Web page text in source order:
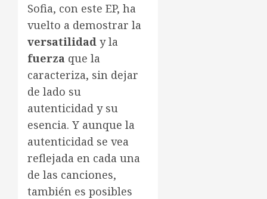
Sofia, con este EP, ha
vuelto a demostrar la
versatilidad y la
fuerza que la
caracteriza, sin dejar
de lado su
autenticidad y su
esencia. Y aunque la
autenticidad se vea
reflejada en cada una
de las canciones,
también es posibles